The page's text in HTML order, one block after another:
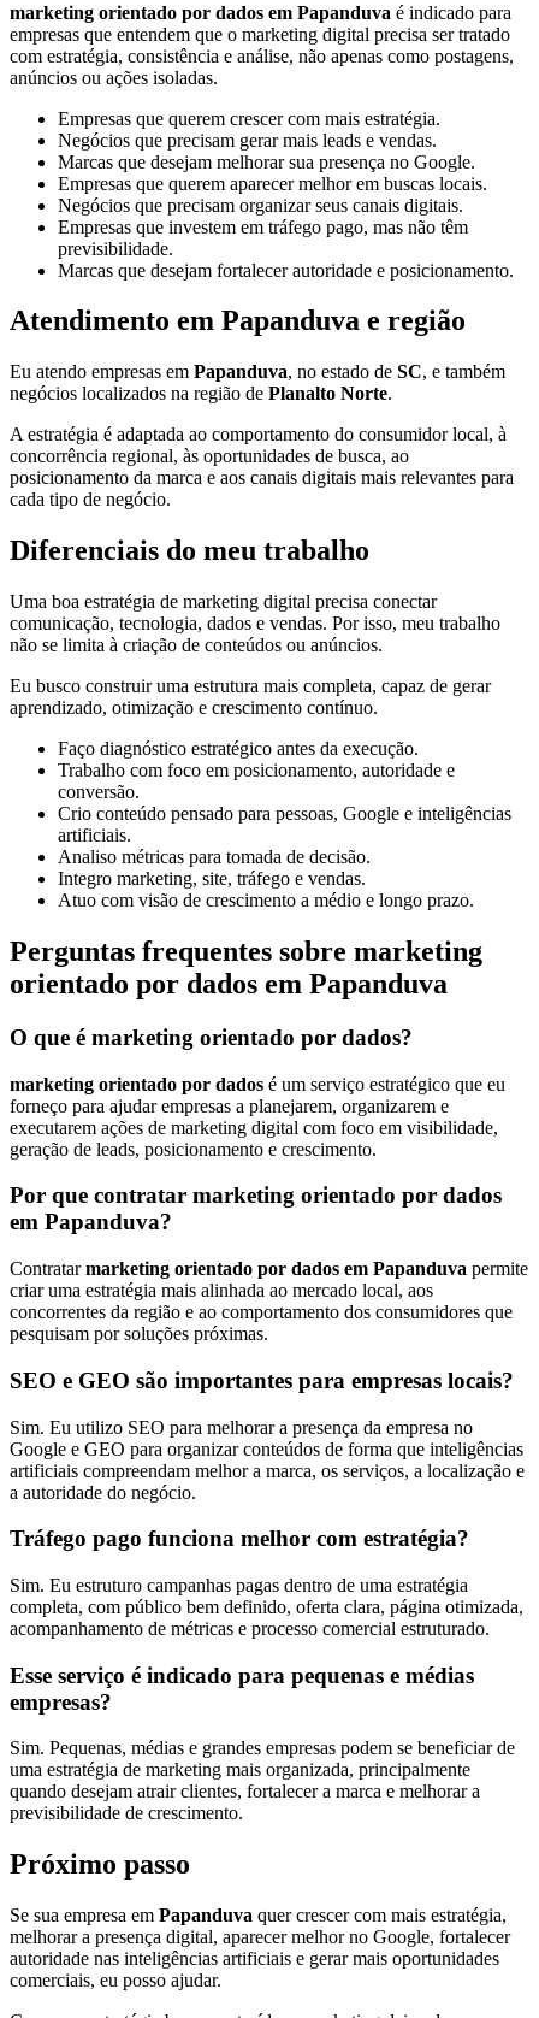
marketing orientado por dados em Papanduva é indicado para
empresas que entendem que o marketing digital precisa ser tratado
com estratégia, consistência e análise, não apenas como postagens,
anúncios ou ações isoladas.
Empresas que querem crescer com mais estratégia.
Negócios que precisam gerar mais leads e vendas.
Marcas que desejam melhorar sua presença no Google.
Empresas que querem aparecer melhor em buscas locais.
Negócios que precisam organizar seus canais digitais.
Empresas que investem em tráfego pago, mas não têm
previsibilidade.
Marcas que desejam fortalecer autoridade e posicionamento.
Atendimento em Papanduva e região
Eu atendo empresas em Papanduva, no estado de SC, e também
negócios localizados na região de Planalto Norte.
A estratégia é adaptada ao comportamento do consumidor local, à
concorrência regional, às oportunidades de busca, ao
posicionamento da marca e aos canais digitais mais relevantes para
cada tipo de negócio.
Diferenciais do meu trabalho
Uma boa estratégia de marketing digital precisa conectar
comunicação, tecnologia, dados e vendas. Por isso, meu trabalho
não se limita à criação de conteúdos ou anúncios.
Eu busco construir uma estrutura mais completa, capaz de gerar
aprendizado, otimização e crescimento contínuo.
Faço diagnóstico estratégico antes da execução.
Trabalho com foco em posicionamento, autoridade e
conversão.
Crio conteúdo pensado para pessoas, Google e inteligências
artificiais.
Analiso métricas para tomada de decisão.
Integro marketing, site, tráfego e vendas.
Atuo com visão de crescimento a médio e longo prazo.
Perguntas frequentes sobre marketing
orientado por dados em Papanduva
O que é marketing orientado por dados?
marketing orientado por dados é um serviço estratégico que eu
forneço para ajudar empresas a planejarem, organizarem e
executarem ações de marketing digital com foco em visibilidade,
geração de leads, posicionamento e crescimento.
Por que contratar marketing orientado por dados
em Papanduva?
Contratarmarketing orientado por dados em Papanduva permite
criar uma estratégia mais alinhada ao mercado local, aos
concorrentes da região e ao comportamento dos consumidores que
pesquisam por soluções próximas.
SEO e GEO são importantes para empresas locais?
Sim. Eu utilizo SEO para melhorar a presença da empresa no
Google e GEO para organizar conteúdos de forma que inteligências
artificiais compreendam melhor a marca, os serviços, a localização e
a autoridade do negócio.
Tráfego pago funciona melhor com estratégia?
Sim. Eu estruturo campanhas pagas dentro de uma estratégia
completa, com público bem definido, oferta clara, página otimizada,
acompanhamento de métricas e processo comercial estruturado.
Esse serviço é indicado para pequenas e médias
empresas?
Sim. Pequenas, médias e grandes empresas podem se beneficiar de
uma estratégia de marketing mais organizada, principalmente
quando desejam atrair clientes, fortalecer a marca e melhorar a
previsibilidade de crescimento.
Próximo passo
Se sua empresa em Papanduva quer crescer com mais estratégia,
melhorar a presença digital, aparecer melhor no Google, fortalecer
autoridade nas inteligências artificiais e gerar mais oportunidades
comerciais, eu posso ajudar.